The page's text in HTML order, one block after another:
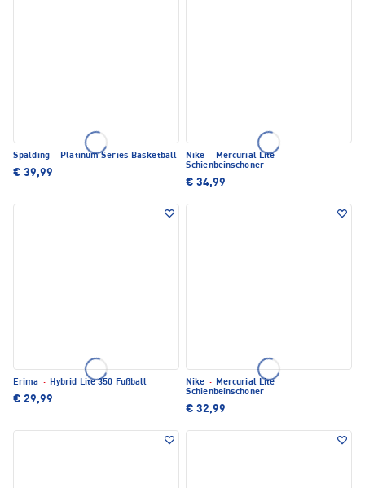
Spalding · Platinum Series Basketball
€ 39,99
Nike · Mercurial Lite
Schienbeinschoner
€ 34,99
Erima · Hybrid Lite 350 Fußball
€ 29,99
Nike · Mercurial Lite
Schienbeinschoner
€ 32,99